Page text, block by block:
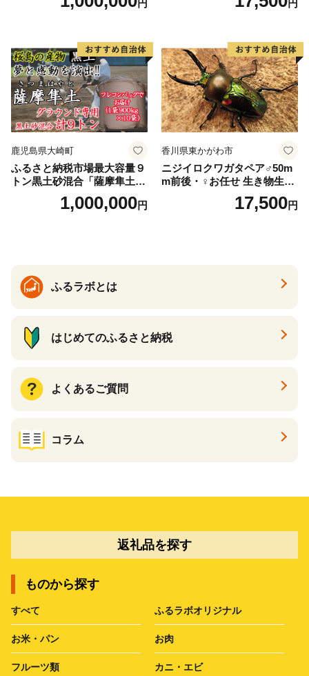
円 円
鹿児島県大崎町
ふるさと納税市場最大容量９
トン黒土砂混合「薩摩隼土」
（夢と感動の演出のグラウン
1,000,000円
香川県東かがわ市
ニジイロクワガタペア♂50m
m前後・♀お任せ 生き物生き
17,500円
ふるラボとは
はじめてのふるさと納税
よくあるご質問
コラム
返礼品を探す
ものから探す
すべて ふるラボオリジナル
お米・パン お肉
フルーツ類 カニ・エビ